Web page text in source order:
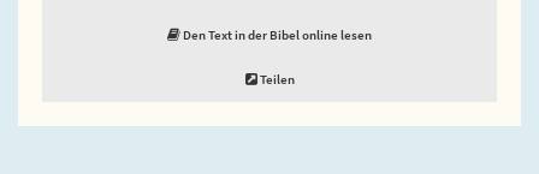
Den Text in der Bibel online lesen
Teilen